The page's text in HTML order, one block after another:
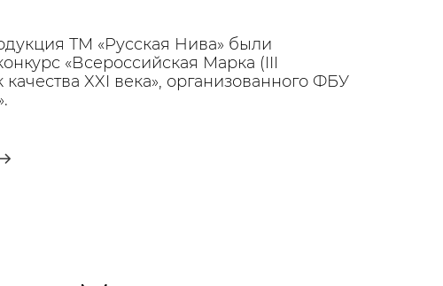
ТМ «Русская Нива» были
«Всероссийская Марка (III
качества XXI века», организованного ФБУ